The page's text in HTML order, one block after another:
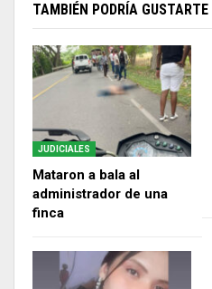
TAMBIÉN PODRÍA GUSTARTE
JUDICIALES
Mataron a bala al
administrador de una
finca